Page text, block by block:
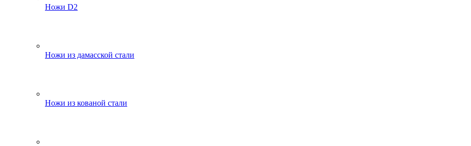
Ножи D2
Ножи из дамасской стали
Ножи из кованой стали